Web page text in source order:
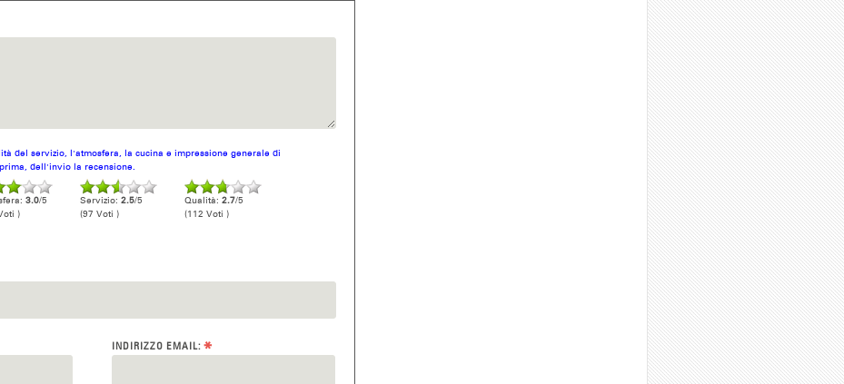
del servizio, l'atmosfera, la cucina e impressione generale di
prima, dell'invio la recensione.
3.0/5
)
Servizio: 2.5/5
(97 Voti )
Qualità: 2.7/5
(112 Voti )
INDIRIZZO EMAIL:*